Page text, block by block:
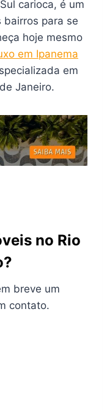
carioca, é um
bairros para se
hoje mesmo
em Ipanema
em
Janeiro.
no Rio
breve um
contato.